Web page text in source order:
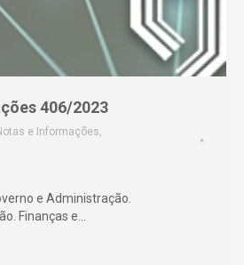
406/2023
e Informações,
e Administração.
Finanças e…